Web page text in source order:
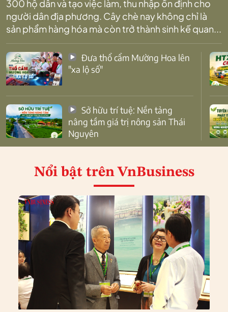
300 hộ dân và tạo việc làm, thu nhập ổn định cho
người dân địa phương. Cây chè nay không chỉ là
sản phẩm hàng hóa mà còn trở thành sinh kế quan...
"xa lộ số"
nâng tầm giá trị nông sản Thái
Nguyên
Nổi bật trên VnBusiness